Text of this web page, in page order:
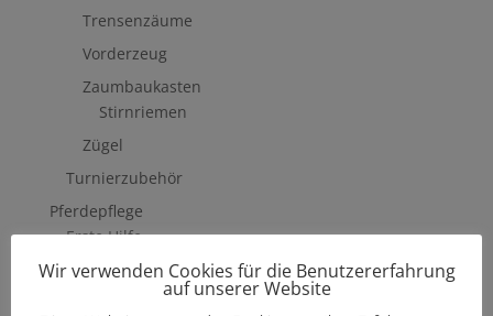
Trensenzäume
Vorderzeug
Zaumbaukasten
Stirnriemen
Zügel
Turnierzubehör
Pferdepflege
Erste Hilfe
Fliegenschutzmittel
Wir verwenden Cookies für die Benutzererfahrung
auf unserer Website